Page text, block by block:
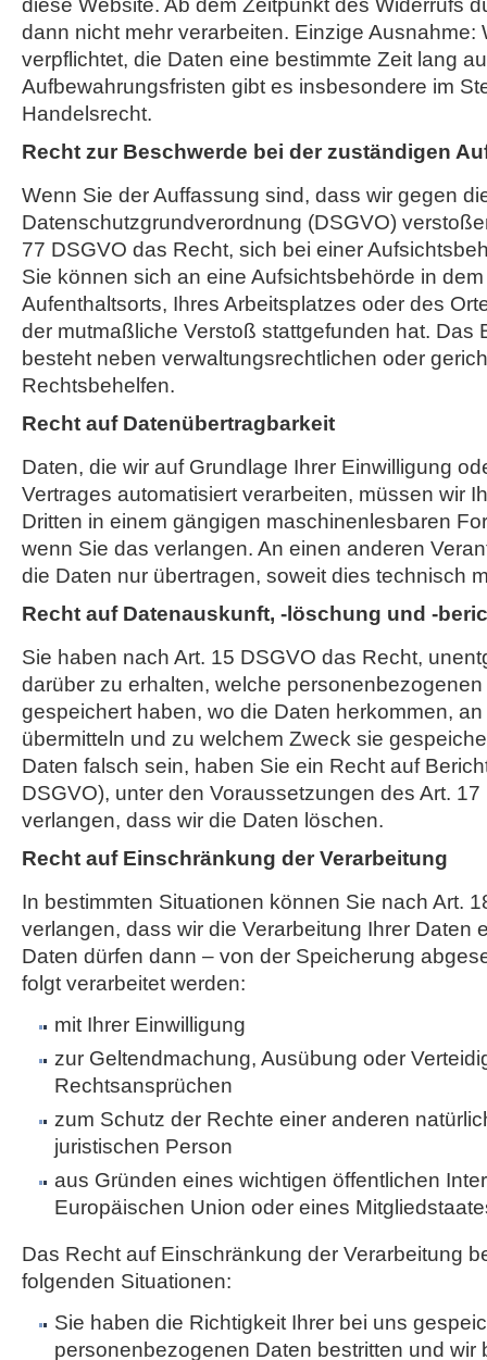
diese Website. Ab dem Zeitpunkt des Widerrufs
dann nicht mehr verarbeiten. Einzige Ausnahme:
verpflichtet, die Daten eine bestimmte Zeit lang
Aufbewahrungsfristen gibt es insbesondere im
Handelsrecht.
Recht zur Beschwerde bei der zuständigen
Wenn Sie der Auffassung sind, dass wir gegen
Datenschutzgrundverordnung (DSGVO)
77 DSGVO das Recht, sich bei einer
Sie können sich an eine Aufsichtsbehörde in
Aufenthaltsorts, Ihres Arbeitsplatzes oder des
der mutmaßliche Verstoß stattgefunden hat. Das
besteht neben verwaltungsrechtlichen oder
Rechtsbehelfen.
Recht auf Datenübertragbarkeit
Daten, die wir auf Grundlage Ihrer Einwilligung
Vertrages automatisiert verarbeiten, müssen wir
Dritten in einem gängigen maschinenlesbaren
wenn Sie das verlangen. An einen anderen
die Daten nur übertragen, soweit dies technisch
Recht auf Datenauskunft, -löschung und -
Sie haben nach Art. 15 DSGVO das Recht,
darüber zu erhalten, welche
gespeichert haben, wo die Daten herkommen,
übermitteln und zu welchem Zweck sie
Daten falsch sein, haben Sie ein Recht auf
DSGVO), unter den Voraussetzungen des Art.
verlangen, dass wir die Daten löschen.
Recht auf Einschränkung der Verarbeitung
In bestimmten Situationen können Sie nach Art.
verlangen, dass wir die Verarbeitung Ihrer Daten
Daten dürfen dann – von der Speicherung
folgt verarbeitet werden:
mit Ihrer Einwilligung
zur Geltendmachung, Ausübung oder
Rechtsansprüchen
zum Schutz der Rechte einer anderen
juristischen Person
aus Gründen eines wichtigen öffentlichen
Europäischen Union oder eines
Das Recht auf Einschränkung der Verarbeitung
folgenden Situationen:
Sie haben die Richtigkeit Ihrer bei uns
personenbezogenen Daten bestritten und wir